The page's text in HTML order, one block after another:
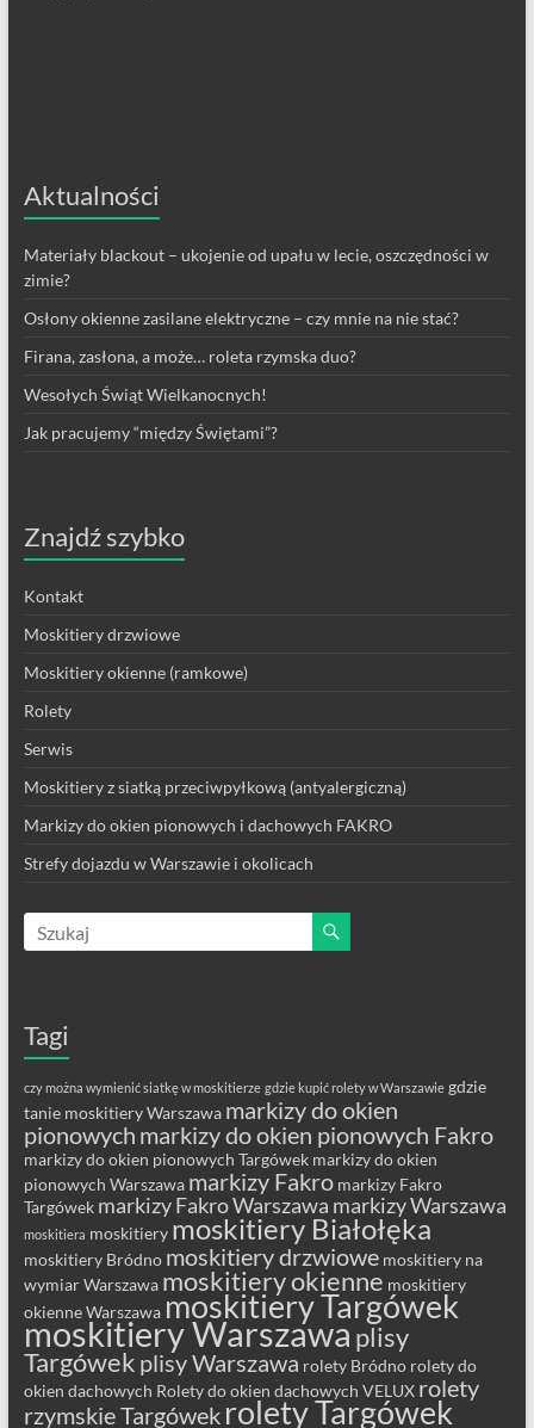
Aktualności
Materiały blackout – ukojenie od upału w lecie, oszczędności w
zimie?
Osłony okienne zasilane elektryczne – czy mnie na nie stać?
Firana, zasłona, a może… roleta rzymska duo?
Wesołych Świąt Wielkanocnych!
Jak pracujemy “między Świętami”?
Znajdź szybko
Kontakt
Moskitiery drzwiowe
Moskitiery okienne (ramkowe)
Rolety
Serwis
Moskitiery z siatką przeciwpyłkową (antyalergiczną)
Markizy do okien pionowych i dachowych FAKRO
Strefy dojazdu w Warszawie i okolicach
Tagi
czy można wymienić siatkę w moskitierze gdzie kupić rolety w Warszawie gdzie
tanie moskitiery Warszawa markizy do okien
pionowych markizy do okien pionowych Fakro
markizy do okien pionowych Targówek markizy do okien
pionowych Warszawa markizy Fakro markizy Fakro
Targówek markizy Fakro Warszawa markizy Warszawa
moskitiera moskitiery moskitiery Białołęka
moskitiery Bródno moskitiery drzwiowe moskitiery na
wymiar Warszawa moskitiery okienne moskitiery
okienne Warszawa moskitiery Targówek
moskitiery Warszawa plisy
Targówek plisy Warszawa rolety Bródno rolety do
okien dachowych Rolety do okien dachowych VELUX rolety
rzymskie Targówek rolety Targówek